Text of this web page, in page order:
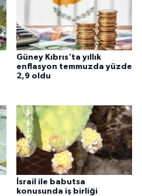
Güney Kıbrıs'ta yıllık
enflasyon temmuzda yüzde
2,9 oldu
İsrail ile babutsa
konusunda iş birliği